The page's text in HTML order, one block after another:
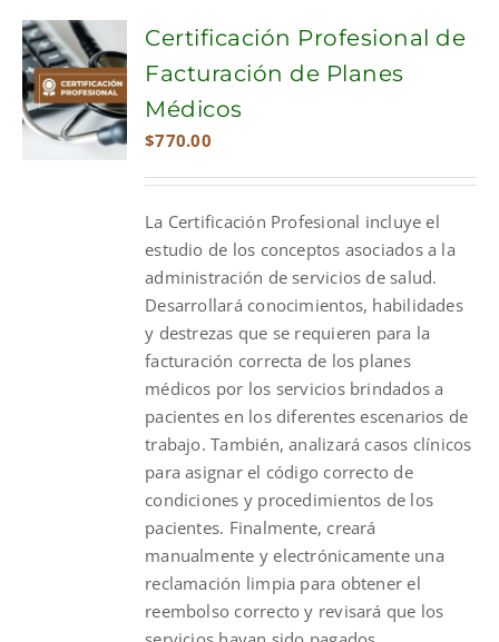
ADD TO
CART
Certificación Profesional de
Facturación de Planes
Médicos
$770.00
La Certificación Profesional incluye el
estudio de los conceptos asociados a la
administración de servicios de salud.
Desarrollará conocimientos, habilidades
y destrezas que se requieren para la
facturación correcta de los planes
médicos por los servicios brindados a
pacientes en los diferentes escenarios de
trabajo. También, analizará casos clínicos
para asignar el código correcto de
condiciones y procedimientos de los
pacientes. Finalmente, creará
manualmente y electrónicamente una
reclamación limpia para obtener el
reembolso correcto y revisará que los